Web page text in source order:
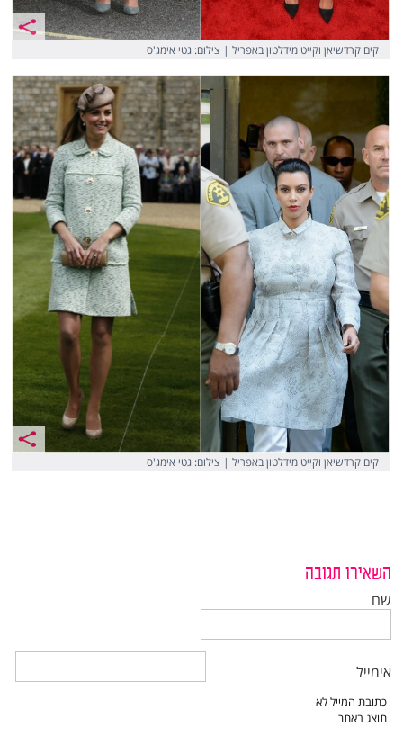
קים קרדשיאן וקייט מידלטון באפריל | צילום: גטי אימג'ס
קים קרדשיאן וקייט מידלטון באפריל | צילום: גטי אימג'ס
השאירו תגובה
שם
אימייל